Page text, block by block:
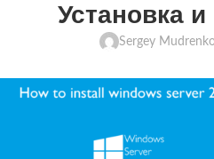
Установка
Sergey